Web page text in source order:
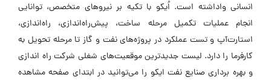
انسانی واداشته است. اُیکو با تکیه بر نیروهای متخصص، توانایی
انجام عملیات تکمیل مرحله ساخت، پیش‌راه‌اندازی، راه‌اندازی،
استارت‌آپ و تست عملکرد در پروژه‌های نفت و گاز تا مرحله تحویل به
کارفرما را دارد. لیست جدیدترین موقعیت‌های شغلی شرکت راه اندازی
و بهره برداری صنایع نفت ایکو را می‌توانید در ابتدای صفحه مشاهده